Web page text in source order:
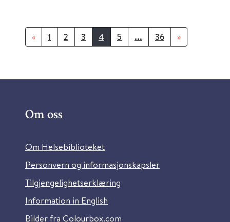
« 1 2 3 4 5 ... 36 »
Om oss
Om Helsebiblioteket
Personvern og informasjonskapsler
Tilgjengelighetserklæring
Information in English
Bilder fra Colourbox.com